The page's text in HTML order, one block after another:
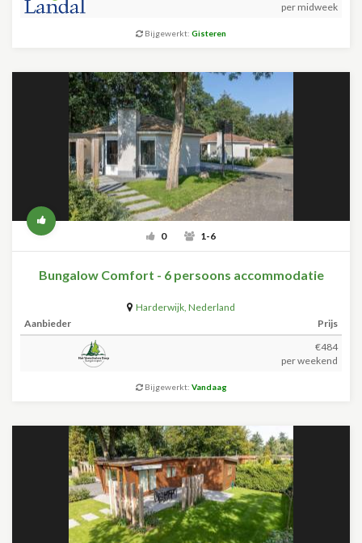
per midweek
Bijgewerkt: Gisteren
0 1-6
Bungalow Comfort - 6 persoons accommodatie
Harderwijk, Nederland
Aanbieder
Prijs
€484
per weekend
Bijgewerkt: Vandaag